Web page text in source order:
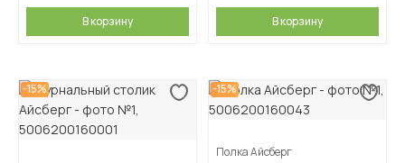
В корзину В корзину
-15% -15%
Полка Айсберг